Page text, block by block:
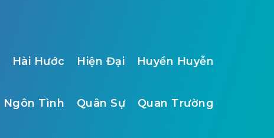
Hài Hước Hiện Đại Huyền Huyễn
Ngôn Tình Quân Sự Quan Trường